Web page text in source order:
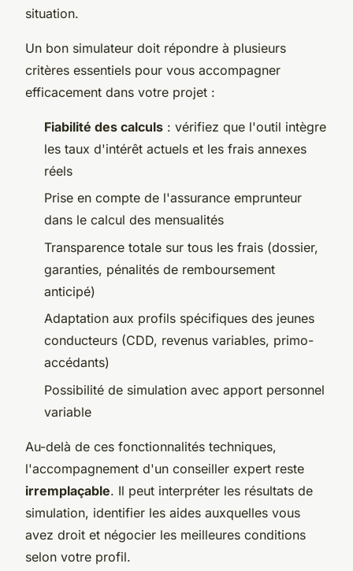
situation.
Un bon simulateur doit répondre à plusieurs
critères essentiels pour vous accompagner
efficacement dans votre projet :
Fiabilité des calculs : vérifiez que l'outil intègre
les taux d'intérêt actuels et les frais annexes
réels
Prise en compte de l'assurance emprunteur
dans le calcul des mensualités
Transparence totale sur tous les frais (dossier,
garanties, pénalités de remboursement
anticipé)
Adaptation aux profils spécifiques des jeunes
conducteurs (CDD, revenus variables, primo-
accédants)
Possibilité de simulation avec apport personnel
variable
Au-delà de ces fonctionnalités techniques,
l'accompagnement d'un conseiller expert reste
irremplaçable. Il peut interpréter les résultats de
simulation, identifier les aides auxquelles vous
avez droit et négocier les meilleures conditions
selon votre profil.